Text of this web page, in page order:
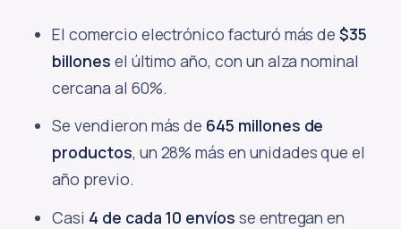
El comercio electrónico facturó más de$35
billones el último año, con un alza nominal
cercana al 60%.
Se vendieron más de 645 millones de
productos, un 28% más en unidades que el
año previo.
Casi 4 de cada 10 envíos se entregan en